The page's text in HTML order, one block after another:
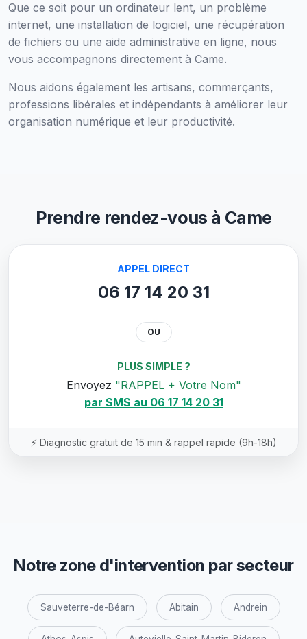
Que ce soit pour un ordinateur lent, un problème
internet, une installation de logiciel, une récupération
de fichiers ou une aide administrative en ligne, nous
vous accompagnons directement à Came.
Nous aidons également les artisans, commerçants,
professions libérales et indépendants à améliorer leur
organisation numérique et leur productivité.
Prendre rendez-vous à Came
APPEL DIRECT
06 17 14 20 31
OU
PLUS SIMPLE ?
Envoyez "RAPPEL + Votre Nom"
par SMS au 06 17 14 20 31
⚡ Diagnostic gratuit de 15 min & rappel rapide (9h-18h)
Notre zone d'intervention par secteur
Sauveterre-de-Béarn Abitain Andrein